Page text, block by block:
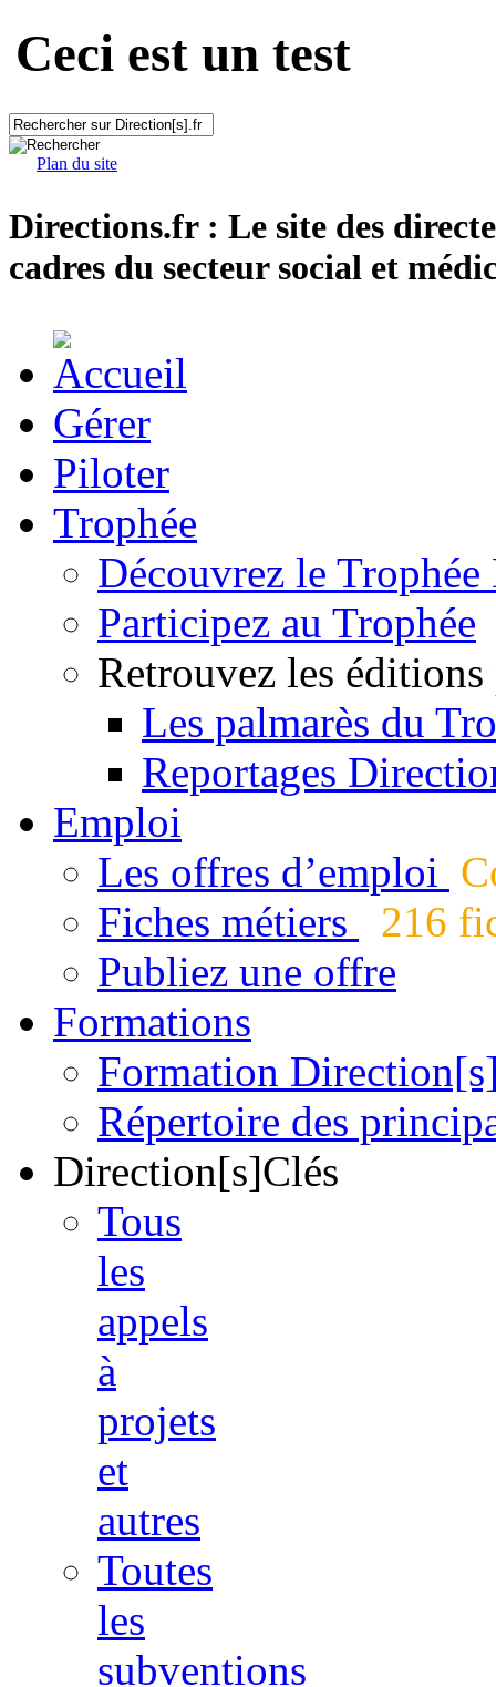
Ceci est un test
Plan du site
Directions.fr : Le site des
cadres du secteur social et
Gérer
Piloter
Trophée
Découvrez le
Participez au Trophée
Retrouvez les éditions
Les palmarès du
Reportages
Emploi
Les offres d’emploi
Fiches métiers
216
Publiez une offre
Formations
Formation
Répertoire des
Direction[s]Clés
Tous
les
appels
à
projets
et
autres
Toutes
les
subventions